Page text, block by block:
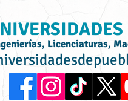
Licenciaturas,